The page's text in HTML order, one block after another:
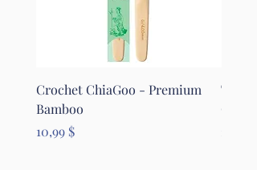
Crochet ChiaGoo - Premium
Bamboo
Prix
10,99 $
Tapis
Clover